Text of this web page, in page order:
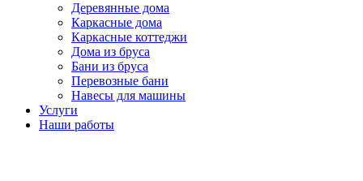
Деревянные дома
Каркасные дома
Каркасные коттеджи
Дома из бруса
Бани из бруса
Перевозные бани
Навесы для машины
Услуги
Наши работы